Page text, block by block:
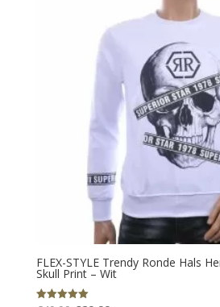
FLEX-STYLE Trendy Ronde Hals
Skull Print – Wit